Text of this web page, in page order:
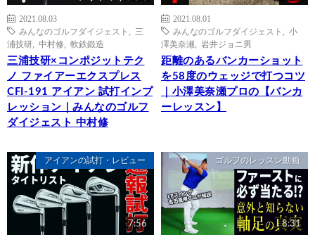
2021.08.03
みんなのゴルフダイジェスト
三
浦技研
中村修 軟鉄鍛造
三浦技研×コンポジットテク
ノ ファイアーエクスプレス
CFI-191 アイアン 試打インプ
レッション｜みんなのゴルフ
ダイジェスト 中村修
2021.08.01
みんなのゴルフダイジェスト
小
澤美奈瀬
岩井ジョニ男
距離のあるバンカーショット
を58度のウェッジで打つコツ
｜小澤美奈瀬プロの【バンカ
ーレッスン】
アイアンの試打・レビュー
7:56
ゴルフのレッスン動画
8:31